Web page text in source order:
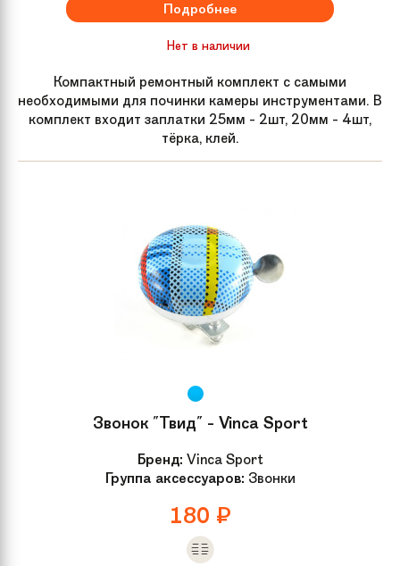
Подробнее
Нет в наличии
Компактный ремонтный комплект с самыми
необходимыми для починки камеры инструментами. В
комплект входит заплатки 25мм - 2шт, 20мм - 4шт,
тёрка, клей.
Звонок "Твид" - Vinca Sport
Бренд: Vinca Sport
Группа аксессуаров: Звонки
180 ₽